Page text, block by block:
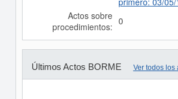
Actos sobre
procedimientos: 0
Últimos Actos BORME Ver todos los